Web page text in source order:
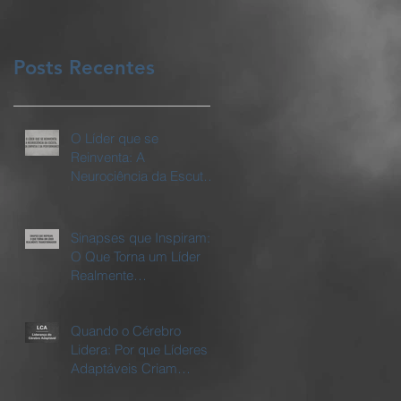
Posts Recentes
O Líder que se
Reinventa: A
Neurociência da Escuta,
Sinapses que Inspiram:
O Que Torna um Líder
Realmente
Quando o Cérebro
Lidera: Por que Líderes
Adaptáveis Criam